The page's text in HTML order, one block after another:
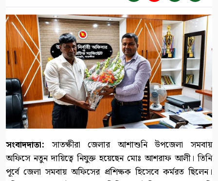
সংবাদদাতা: সাতক্ষীরা জেলার আশাশুনি উপজেলা সমবায়
অফিসে নতুন দায়িত্বে নিযুক্ত হয়েছেন মোঃ আশরাফ আলী। তিনি
পূর্বে জেলা সমবায় অফিসের প্রশিক্ষক হিসেবে কর্মরত ছিলেন।